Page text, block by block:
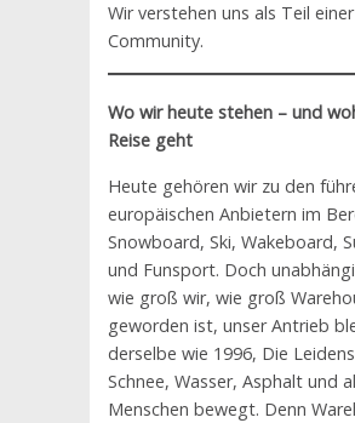
Wir verstehen uns als Teil einer
Community.
Wo wir heute stehen – und
Reise geht
Heute gehören wir zu den
europäischen Anbietern im
Snowboard, Ski, Wakeboard,
und Funsport. Doch
wie groß wir, wie groß
geworden ist, unser Antrieb
derselbe wie 1996, Die
Schnee, Wasser, Asphalt und
Menschen bewegt. Denn